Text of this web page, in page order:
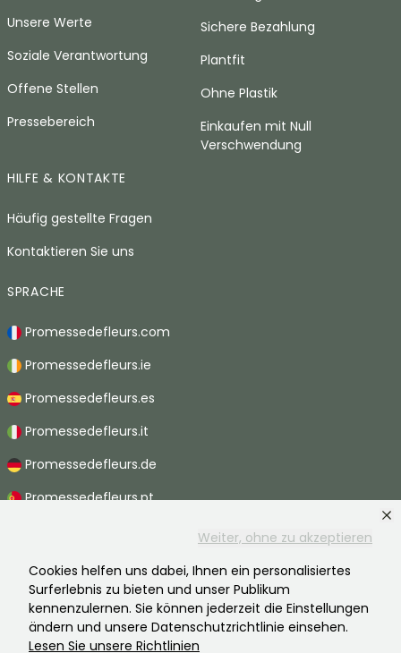
Weiter, ohne zu akzeptieren
Cookies helfen uns dabei, Ihnen ein personalisiertes
Surferlebnis zu bieten und unser Publikum
kennenzulernen. Sie können jederzeit die Einstellungen
ändern und unsere Datenschutzrichtlinie einsehen.
Lesen Sie unsere Richtlinien
Unsere Werte
Soziale Verantwortung
Offene Stellen
Pressebereich
Sichere Bezahlung
Plantfit
Ohne Plastik
Einkaufen mit Null
Verschwendung
HILFE & KONTAKTE
Häufig gestellte Fragen
Kontaktieren Sie uns
SPRACHE
Promessedefleurs.com
Promessedefleurs.ie
Promessedefleurs.es
Promessedefleurs.it
Promessedefleurs.de
Promessedefleurs.pt
Promessedefleurs.be
Promessedefleurs.ch